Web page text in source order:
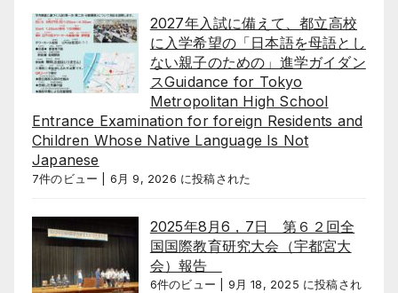
2027年入試に備えて、都立高校
に入学希望の「日本語を母語とし
ない親子のための」進学ガイダン
スGuidance for Tokyo
Metropolitan High School
Entrance Examination for foreign Residents and
Children Whose Native Language Is Not
Japanese
7件のビュー 6月 9, 2026 に投稿された
2025年8月6，7日 第６２回全
国国際教育研究大会（宇都宮大
会）報告
6件のビュー
9月 18, 2025 に投稿され